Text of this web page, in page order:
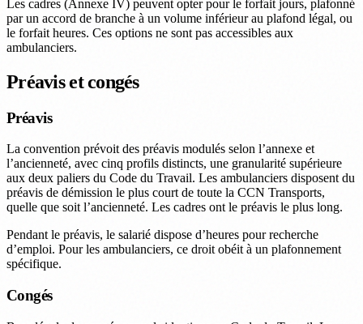
Les cadres (Annexe IV) peuvent opter pour le forfait jours, plafonné
par un accord de branche à un volume inférieur au plafond légal, ou
le forfait heures. Ces options ne sont pas accessibles aux
ambulanciers.
Préavis et congés
Préavis
La convention prévoit des préavis modulés selon l’annexe et
l’ancienneté, avec cinq profils distincts, une granularité supérieure
aux deux paliers du Code du Travail. Les ambulanciers disposent du
préavis de démission le plus court de toute la CCN Transports,
quelle que soit l’ancienneté. Les cadres ont le préavis le plus long.
Pendant le préavis, le salarié dispose d’heures pour recherche
d’emploi. Pour les ambulanciers, ce droit obéit à un plafonnement
spécifique.
Congés